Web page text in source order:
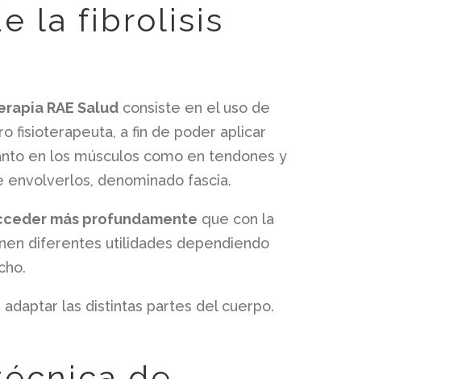
la fibrolisis
RAE Salud consiste en el uso de
fisioterapeuta, a fin de poder aplicar
en los músculos como en tendones y
denominado fascia.
más profundamente que con la
diferentes utilidades dependiendo
las distintas partes del cuerpo.